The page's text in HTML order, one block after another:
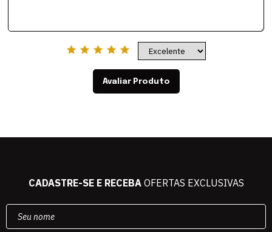
Avaliar Produto
CADASTRE-SE E RECEBAOFERTAS EXCLUSIVAS